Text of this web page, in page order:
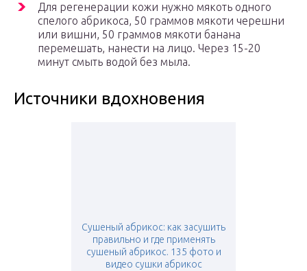
Для регенерации кожи нужно мякоть одного
спелого абрикоса, 50 граммов мякоти черешни
или вишни, 50 граммов мякоти банана
перемешать, нанести на лицо. Через 15-20
минут смыть водой без мыла.
Источники вдохновения
Сушеный абрикос: как засушить
правильно и где применять
сушеный абрикос. 135 фото и
видео сушки абрикос